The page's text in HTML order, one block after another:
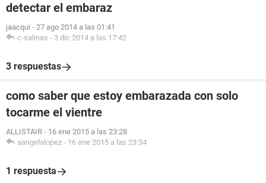
detectar el embaraz
jaacqui - 27 ago 2014 a las 01:41
c-salinas - 3 dic 2014 a las 17:42
3 respuestas
como saber que estoy embarazada con solo
tocarme el vientre
ALLISTAIR - 16 ene 2015 a las 23:28
aangelalopez - 16 ene 2015 a las 23:34
1 respuesta